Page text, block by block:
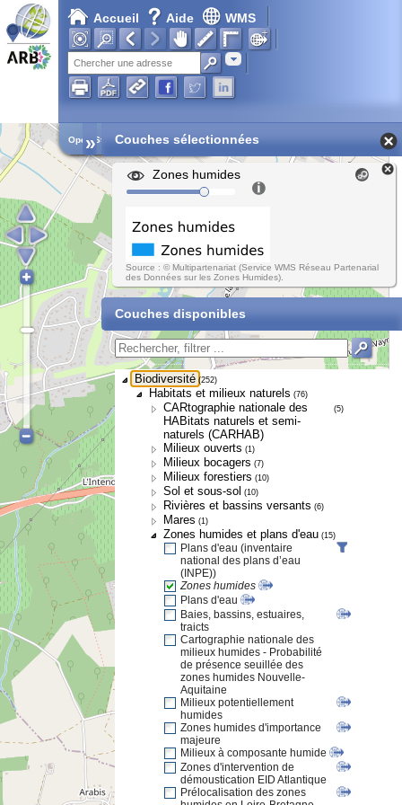
Accueil Aide WMS
Adresse
Open Street Map
» Couches sélectionnées
Zones humides
Source : © Multipartenariat (Service WMS Réseau Partenarial
des Données sur les Zones Humides).
Couches disponibles
Biodiversité (252)
Habitats et milieux naturels (76)
CARtographie nationale des
HABitats naturels et semi-
naturels (CARHAB)
(5)
Milieux ouverts (1)
Milieux bocagers (7)
Milieux forestiers (10)
Sol et sous-sol (10)
Rivières et bassins versants (6)
Mares (1)
Zones humides et plans d'eau (15)
Plans d'eau (inventaire
national des plans d’eau
(INPE))
Zones humides
Plans d'eau
Baies, bassins, estuaires,
traicts
Cartographie nationale des
milieux humides - Probabilité
de présence seuillée des
zones humides Nouvelle-
Aquitaine
Milieux potentiellement
humides
Zones humides d'importance
majeure
Milieux à composante humide
Zones d'intervention de
démoustication EID Atlantique
Prélocalisation des zones